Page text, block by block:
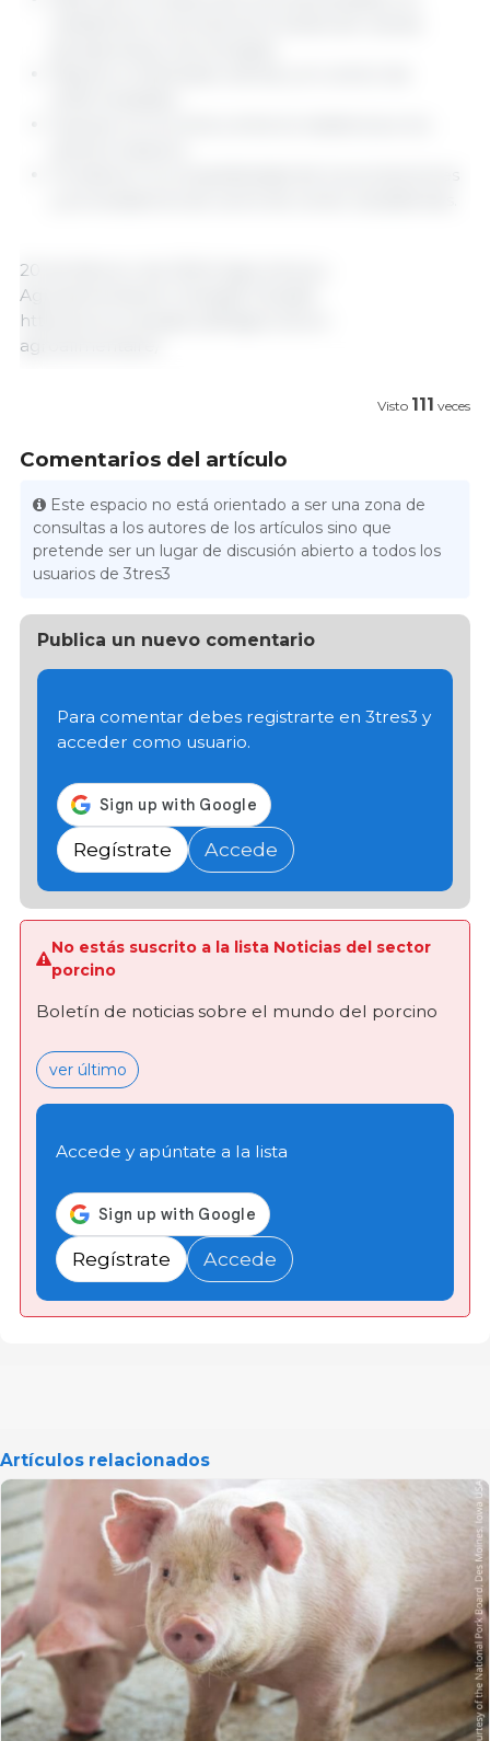
20 de febrero de 2024/ Agricultura y
Agroalimentación Canadá/ Canadá.
https://www.canada.ca/fr/agriculture-
agroalimentaire/
Visto 111 veces
Comentarios del artículo
Este espacio no está orientado a ser una zona de
consultas a los autores de los artículos sino que
pretende ser un lugar de discusión abierto a todos los
usuarios de 3tres3
Publica un nuevo comentario
Para comentar debes registrarte en 3tres3 y
acceder como usuario.
Regístrate Accede
No estás suscrito a la lista Noticias del sector
porcino
Boletín de noticias sobre el mundo del porcino
ver último
Accede y apúntate a la lista
Regístrate Accede
Artículos relacionados